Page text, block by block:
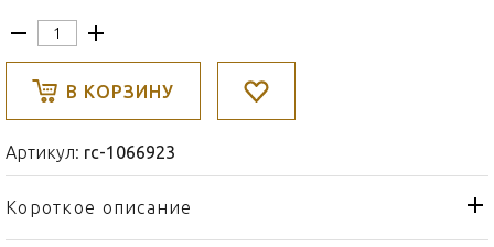
В КОРЗИНУ
Артикул: rc-1066923
Короткое описание